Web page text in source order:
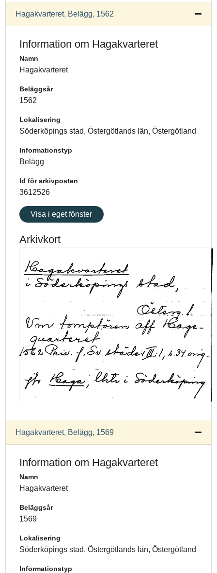
Hagakvarteret, Belägg, 1562
Information om Hagakvarteret
Namn
Hagakvarteret
Beläggsår
1562
Lokalisering
Söderköpings stad, Östergötlands län, Östergötland
Informationstyp
Belägg
Id för arkivposten
3612526
Visa i eget fönster
Arkivkort
Hagakvarteret, Belägg, 1569
Information om Hagakvarteret
Namn
Hagakvarteret
Beläggsår
1569
Lokalisering
Söderköpings stad, Östergötlands län, Östergötland
Informationstyp